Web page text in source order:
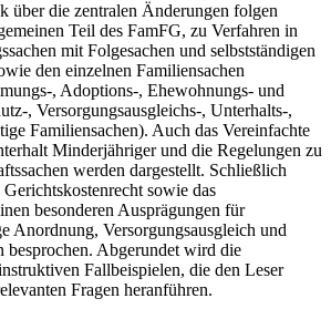
über die zentralen Änderungen folgen
Teil des FamFG, zu Verfahren in
mit Folgesachen und selbstständigen
den einzelnen Familiensachen
, Adoptions-, Ehewohnungs- und
, Versorgungsausgleichs-, Unterhalts-,
Familiensachen). Auch das Vereinfachte
Minderjähriger und die Regelungen zu
werden dargestellt. Schließlich
sowie das
besonderen Ausprägungen für
Anordnung, Versorgungsausgleich und
besprochen. Abgerundet wird die
Fallbeispielen, die den Leser
Fragen heranführen.